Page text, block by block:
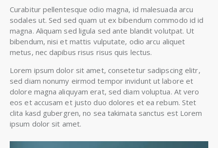
Curabitur pellentesque odio magna, id malesuada arcu
sodales ut. Sed sed quam ut ex bibendum commodo id id
magna. Aliquam sed ligula sed ante blandit volutpat. Ut
bibendum, nisi et mattis vulputate, odio arcu aliquet
metus, nec dapibus risus risus quis lectus.
Lorem ipsum dolor sit amet, consetetur sadipscing elitr,
sed diam nonumy eirmod tempor invidunt ut labore et
dolore magna aliquyam erat, sed diam voluptua. At vero
eos et accusam et justo duo dolores et ea rebum. Stet
clita kasd gubergren, no sea takimata sanctus est Lorem
ipsum dolor sit amet.